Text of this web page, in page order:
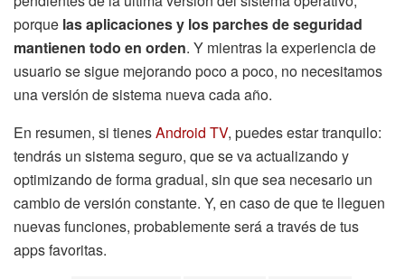
porque las aplicaciones y los parches de seguridad
mantienen todo en orden. Y mientras la experiencia de
usuario se sigue mejorando poco a poco, no necesitamos
una versión de sistema nueva cada año.
En resumen, si tienesAndroid TV, puedes estar tranquilo:
tendrás un sistema seguro, que se va actualizando y
optimizando de forma gradual, sin que sea necesario un
cambio de versión constante. Y, en caso de que te lleguen
nuevas funciones, probablemente será a través de tus
apps favoritas.